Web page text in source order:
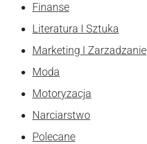
Finanse
Literatura I Sztuka
Marketing I Zarzadzanie
Moda
Motoryzacja
Narciarstwo
Polecane